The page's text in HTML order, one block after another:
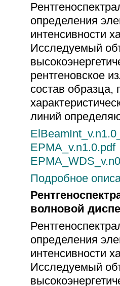
определения
интенсивности
Исследуемый
рентгеновское
состав образца,
линий
EPMA_v.n1.0.pdf
Подробное
волновой
определения
интенсивности
Исследуемый